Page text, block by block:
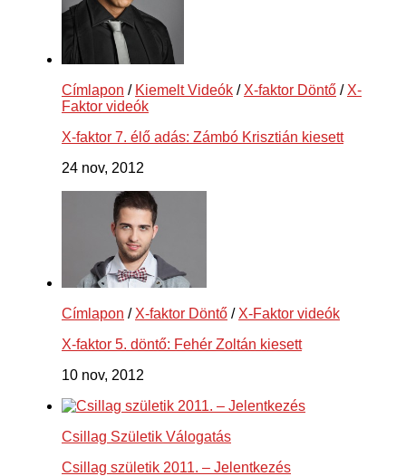
Címlapon / Kiemelt Videók / X-faktor Döntő / X-
Faktor videók
X-faktor 7. élő adás: Zámbó Krisztián kiesett
24 nov, 2012
Címlapon / X-faktor Döntő / X-Faktor videók
X-faktor 5. döntő: Fehér Zoltán kiesett
10 nov, 2012
Csillag Születik Válogatás
Csillag születik 2011. – Jelentkezés